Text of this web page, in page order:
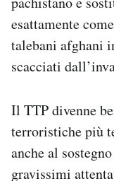
esattamente
talebani afghani
scacciati
Il TTP divenne
terroristiche più
anche al
gravissimi